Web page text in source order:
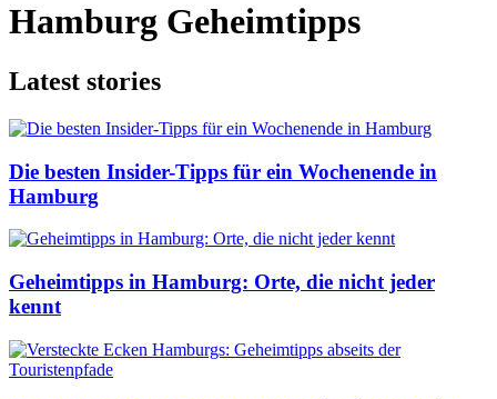
Hamburg Geheimtipps
Latest stories
Die besten Insider-Tipps für ein Wochenende in
Hamburg
Geheimtipps in Hamburg: Orte, die nicht jeder
kennt